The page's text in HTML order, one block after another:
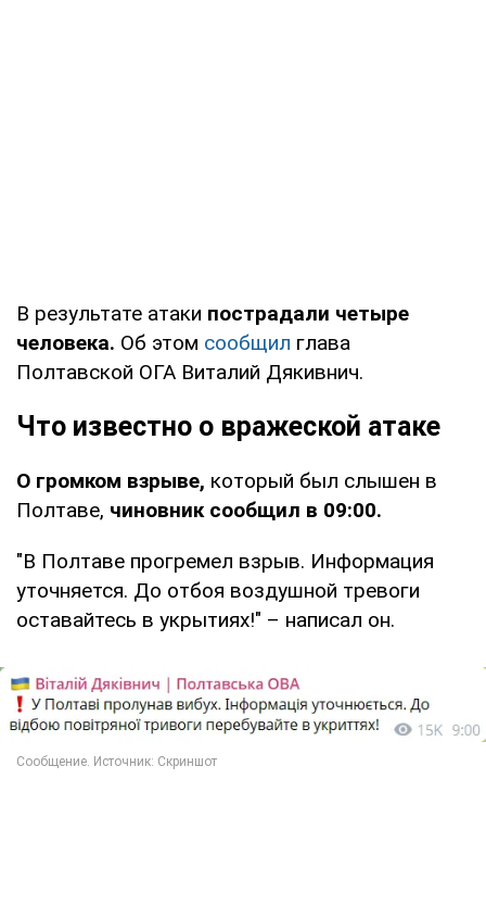
В результате атаки пострадали четыре
человека. Об этом сообщил глава
Полтавской ОГА Виталий Дякивнич.
Что известно о вражеской атаке
О громком взрыве, который был слышен в
Полтаве, чиновник сообщил в 09:00.
"В Полтаве прогремел взрыв. Информация
уточняется. До отбоя воздушной тревоги
оставайтесь в укрытиях!" – написал он.